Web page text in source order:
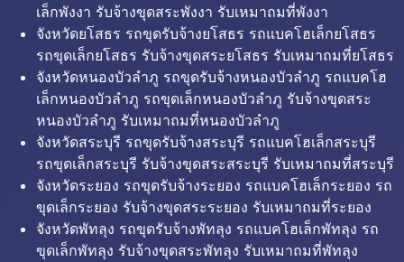
เล็กพังงา รับจ้างขุดสระพังงา รับเหมาถมที่พังงา
จังหวัดยโสธร รถขุดรับจ้างยโสธร รถแบคโฮเล็กยโสธร
รถขุดเล็กยโสธร รับจ้างขุดสระยโสธร รับเหมาถมที่ยโสธร
จังหวัดหนองบัวลำภู รถขุดรับจ้างหนองบัวลำภู รถแบคโฮ
เล็กหนองบัวลำภู รถขุดเล็กหนองบัวลำภู รับจ้างขุดสระ
หนองบัวลำภู รับเหมาถมที่หนองบัวลำภู
จังหวัดสระบุรี รถขุดรับจ้างสระบุรี รถแบคโฮเล็กสระบุรี
รถขุดเล็กสระบุรี รับจ้างขุดสระสระบุรี รับเหมาถมที่สระบุรี
จังหวัดระยอง รถขุดรับจ้างระยอง รถแบคโฮเล็กระยอง รถ
ขุดเล็กระยอง รับจ้างขุดสระระยอง รับเหมาถมที่ระยอง
จังหวัดพัทลุง รถขุดรับจ้างพัทลุง รถแบคโฮเล็กพัทลุง รถ
ขุดเล็กพัทลุง รับจ้างขุดสระพัทลุง รับเหมาถมที่พัทลุง